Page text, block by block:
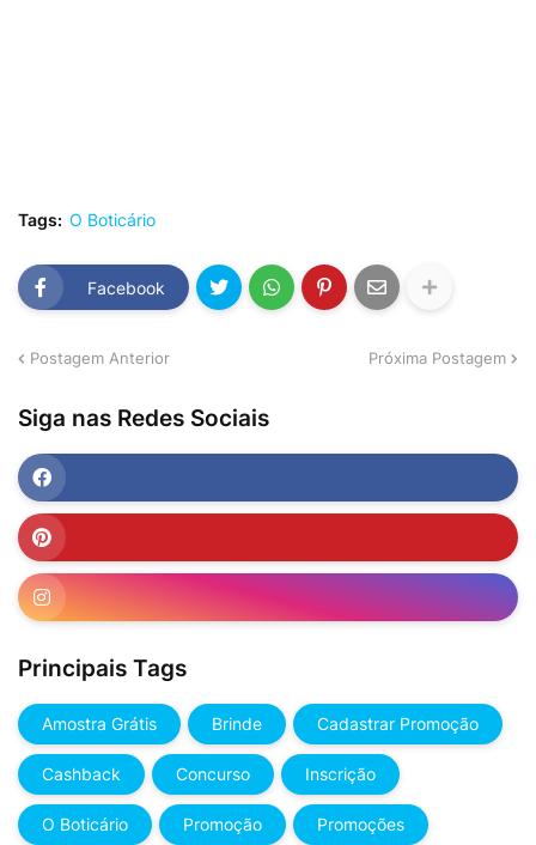
Tags: O Boticário
Facebook
Postagem Anterior Próxima Postagem
Siga nas Redes Sociais
Principais Tags
Amostra Grátis Brinde Cadastrar Promoção
Cashback Concurso Inscrição
O Boticário Promoção Promoções